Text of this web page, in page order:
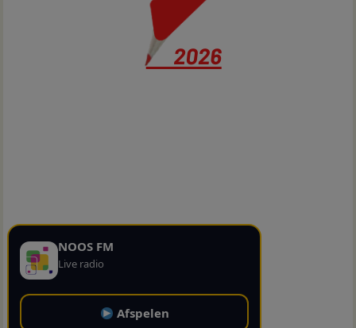
NOOS FM
Live radio
Afspelen